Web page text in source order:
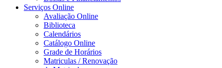
Serviços Online
Avaliação Online
Biblioteca
Calendários
Catálogo Online
Grade de Horários
Matriculas / Renovação